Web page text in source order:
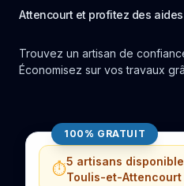
Attencourt et profitez des
Trouvez un artisan de
Économisez sur vos travaux
100% GRATUIT
⏱️5 artisans
Toulis-et-Attencourt